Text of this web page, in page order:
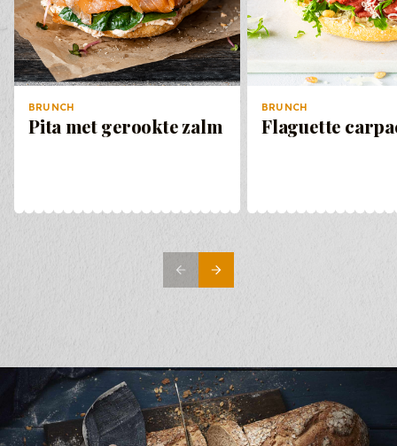
BRUNCH
Pita met gerookte zalm
BRUNCH
Flaguette